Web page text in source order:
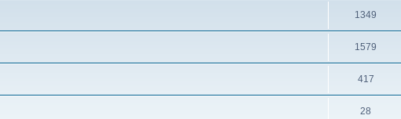
1349
1579
417
28